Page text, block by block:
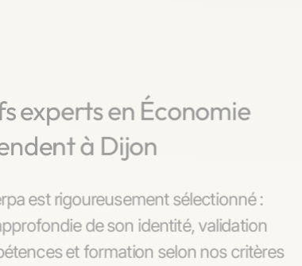
experts en Économie
à Dijon
est rigoureusement sélectionné :
de son identité, validation
et formation selon nos critères